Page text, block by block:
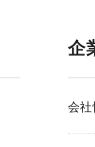
企
会社